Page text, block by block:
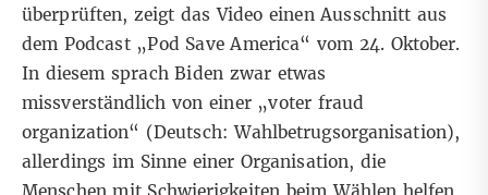
überprüften, zeigt das Video einen Ausschnitt aus
dem Podcast „Pod Save America“ vom 24. Oktober.
In diesem sprach Biden zwar etwas
missverständlich von einer „voter fraud
organization“ (Deutsch: Wahlbetrugsorganisation),
allerdings im Sinne einer Organisation, die